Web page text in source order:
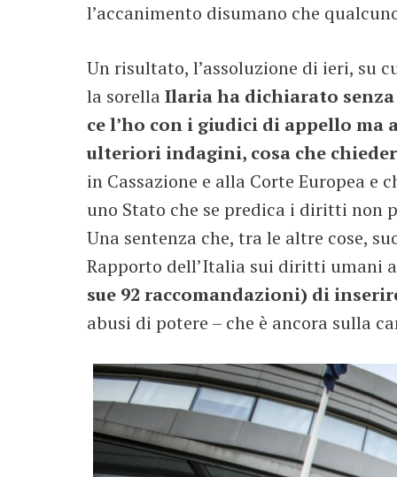
l’accanimento disumano che
Un risultato, l’assoluzione di ieri, su
la sorellaIlaria ha dichiarato senza
ce l’ho con i giudici di appello ma
ulteriori indagini, cosa che
in Cassazione e alla Corte Europea
uno Stato che se predica i diritti non
Una sentenza che, tra le altre cose,
Rapporto dell’Italia sui diritti umani
sue 92 raccomandazioni) di
abusi di potere – che è ancora sulla